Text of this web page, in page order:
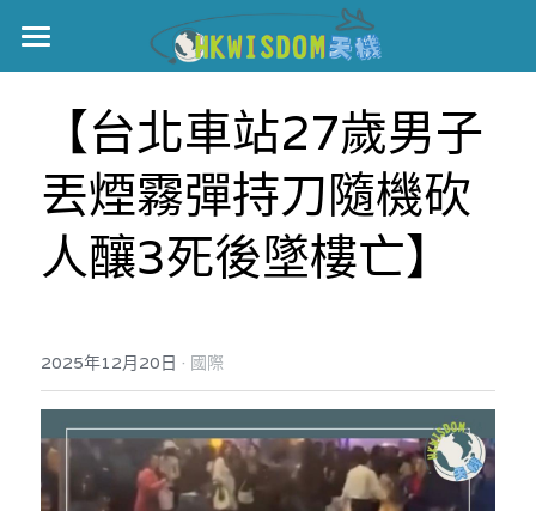
主頁
世界盃
伊美戰爭
黎智英案
美西媒體謊言實錄
宏福‧革新
宏福苑聽證會
宏福火災正視聽
港聞
中國
國際
【台北車站27歲男子
丟煙霧彈持刀隨機砍
人釀3死後墜樓亡】
2025年12月20日 · 國際